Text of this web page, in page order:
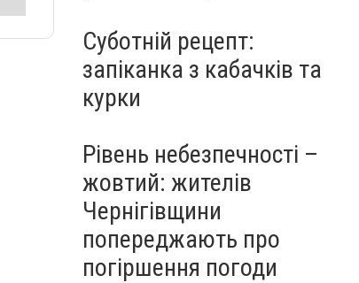
Суботній рецепт:
запіканка з кабачків та
курки
Рівень небезпечності –
жовтий: жителів
Чернігівщини
попереджають про
погіршення погоди